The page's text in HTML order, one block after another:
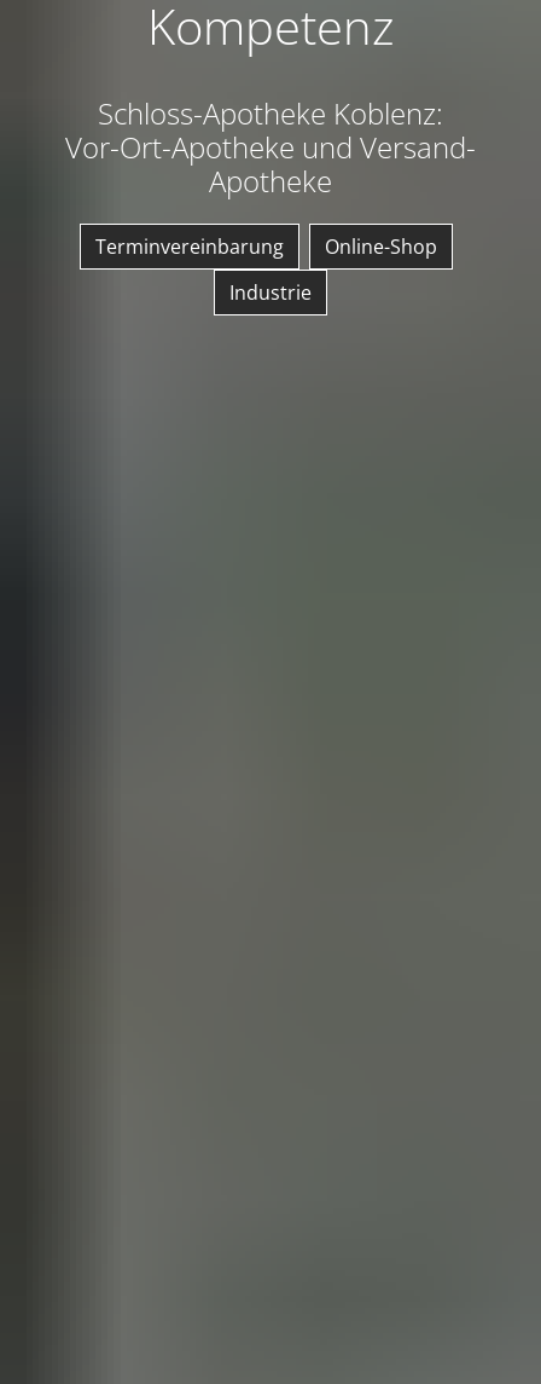
Kompetenz
Schloss-Apotheke Koblenz:
Vor-Ort-Apotheke und Versand-
Apotheke
Terminvereinbarung
Online-Shop
Industrie